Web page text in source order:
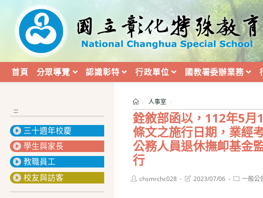
內
首頁 分眾導覽 認識彰特 行政單位 國教署委辦業務
銓敘部函以，112年5月
條文之施行日期，業經
公務人員退休撫卹基金
行
> 人事室 >
Postchsmrchc028
Post2023/07/06
Post一般公
:::
三十週年校慶
學生與家長
教職員工
校友與訪客